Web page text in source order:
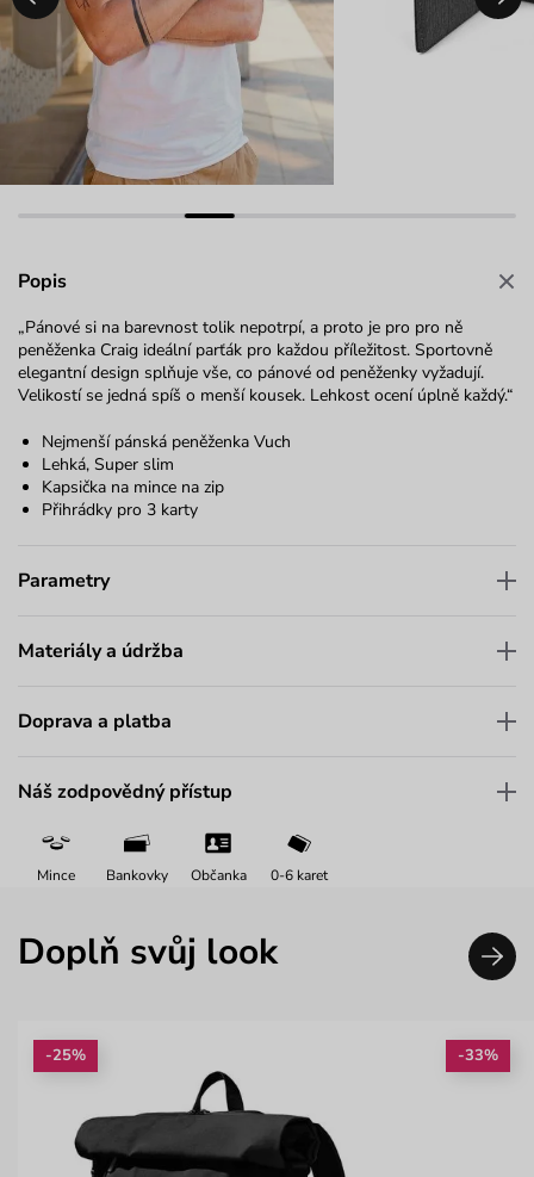
Popis
„Pánové si na barevnost tolik nepotrpí, a proto je pro pro ně
peněženka Craig ideální parťák pro každou příležitost. Sportovně
elegantní design splňuje vše, co pánové od peněženky vyžadují.
Velikostí se jedná spíš o menší kousek. Lehkost ocení úplně každý.“
Nejmenší pánská peněženka Vuch
Lehká, Super slim
Kapsička na mince na zip
Přihrádky pro 3 karty
Parametry
Materiály a údržba
Doprava a platba
Náš zodpovědný přístup
Mince Bankovky Občanka 0-6 karet
Doplň svůj look
-25% -33%